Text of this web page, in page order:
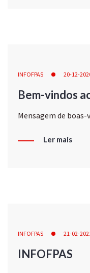
INFOFPAS 20-12-
Bem-vindos
Mensagem de
Ler mais
INFOFPAS 21-02-
INFOFPAS